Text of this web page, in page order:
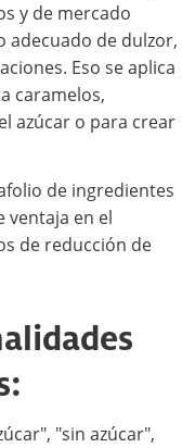
y de mercado
adecuado de dulzor,
Eso se aplica
caramelos,
azúcar o para crear
de ingredientes
ventaja en el
de reducción de
"sin azúcar",